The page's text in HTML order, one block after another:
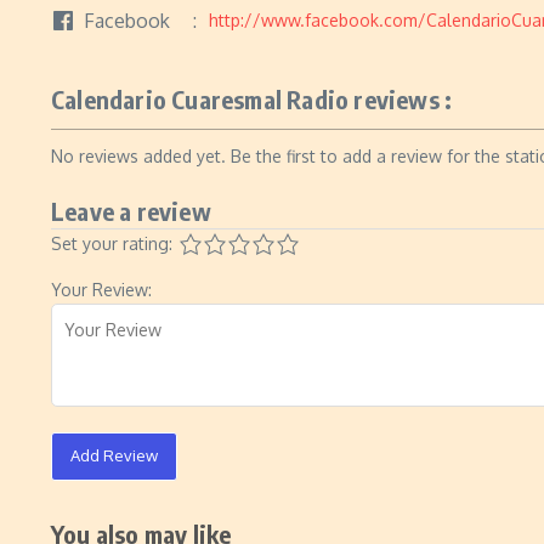
Facebook http://www.facebook.com/
Calendario Cuaresmal Radio reviews :
No reviews added yet. Be the first to add a review for the
Leave a review
Set your rating:
Your Review:
Add Review
You also may like